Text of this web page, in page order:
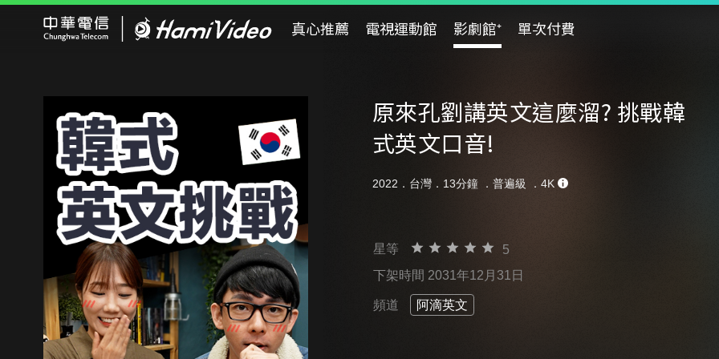
真心推薦 電視運動館 影劇館⁺ 單次付費
原來孔劉講英文這麼溜? 挑戰韓
式英文口音!
2022．台灣．13分鐘 ． 普遍級 ．4K
星等
5
下架時間 2031年12月31日
頻道 阿滴英文